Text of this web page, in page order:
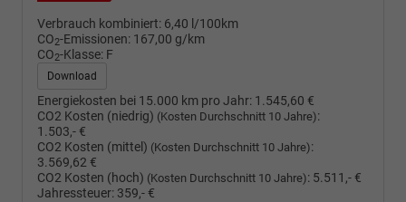
Verbrauch kombiniert: 6,40 l/100km
CO2-Emissionen: 167,00 g/km
CO2-Klasse: F
Download
Energiekosten bei 15.000 km pro Jahr: 1.545,60 €
CO2 Kosten (niedrig) (Kosten Durchschnitt 10 Jahre):
1.503,- €
CO2 Kosten (mittel) (Kosten Durchschnitt 10 Jahre):
3.569,62 €
CO2 Kosten (hoch) (Kosten Durchschnitt 10 Jahre): 5.511,- €
Jahressteuer: 359,- €